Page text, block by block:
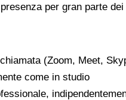
per gran parte
(Zoom, Meet,
come in studio